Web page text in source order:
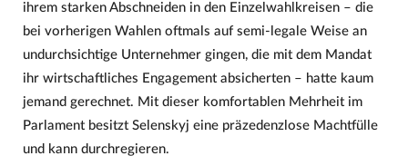
ihrem starken Abschneiden in den Einzelwahlkreisen – die
bei vorherigen Wahlen oftmals auf semi-legale Weise an
undurchsichtige Unternehmer gingen, die mit dem Mandat
ihr wirtschaftliches Engagement absicherten – hatte kaum
jemand gerechnet. Mit dieser komfortablen Mehrheit im
Parlament besitzt Selenskyj eine präzedenzlose Machtfülle
und kann durchregieren.